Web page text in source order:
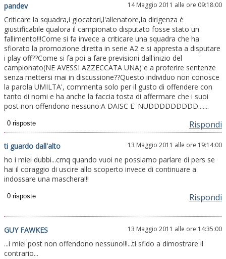
pandev 14 Maggio 2011 alle ore 09:18:00
Criticare la squadra,i giocatori,l'allenatore,la dirigenza è
giustificabile qualora il campionato disputato fosse stato un
fallimento!!!Come si fa invece a criticare una squadra che ha
sfiorato la promozione diretta in serie A2 e si appresta a disputare
i play off??Come si fa poi a fare previsioni dall'inizio del
campionato(NE AVESSI AZZECCATA UNA) e a proferire sentenze
senza mettersi mai in discussione??Questo individuo non conosce
la parola UMILTA', commenta solo per il gusto di offendere con
tanto di nomi e ha anche la faccia tosta di affermare che i suoi
post non offendono nessuno:A DAISC E' NUDDDDDDDDD.......
Rispondi
ti guardo dall'alto 13 Maggio 2011 alle ore 19:14:00
ho i miei dubbi...cmq quando vuoi ne possiamo parlare di pers se
hai il coraggio di uscire allo scoperto invece di continuare a
indossare una maschera!!!
Rispondi
GUY FAWKES 13 Maggio 2011 alle ore 14:35:00
...i miei post non offendono nessuno!!!...ti sfido a dimostrare il
contrario...